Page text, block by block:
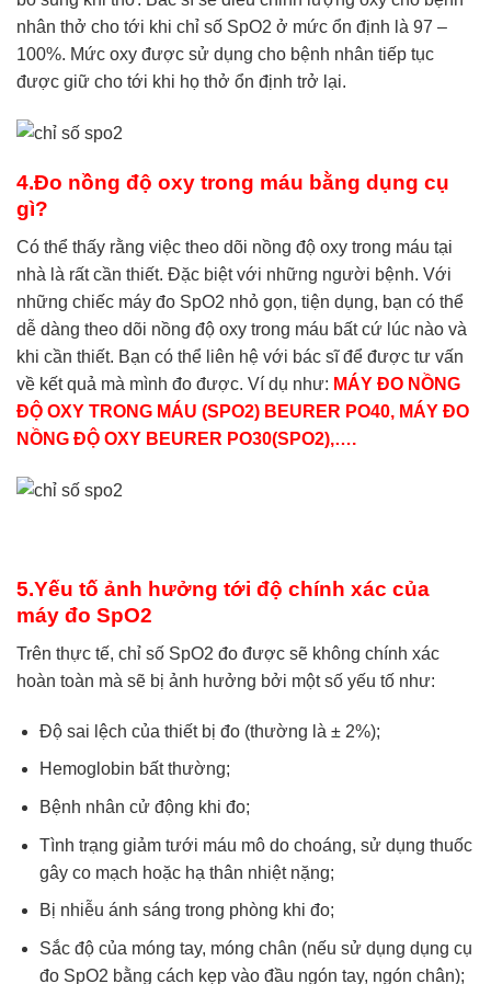
nhân thở cho tới khi chỉ số SpO2 ở mức ổn định là 97 –
100%. Mức oxy được sử dụng cho bệnh nhân tiếp tục
được giữ cho tới khi họ thở ổn định trở lại.
4.Đo nồng độ oxy trong máu bằng dụng cụ
gì?
Có thể thấy rằng việc theo dõi nồng độ oxy trong máu tại
nhà là rất cần thiết. Đặc biệt với những người bệnh. Với
những chiếc máy đo SpO2 nhỏ gọn, tiện dụng, bạn có thể
dễ dàng theo dõi nồng độ oxy trong máu bất cứ lúc nào và
khi cần thiết. Bạn có thể liên hệ với bác sĩ để được tư vấn
về kết quả mà mình đo được. Ví dụ như: MÁY ĐO NỒNG
ĐỘ OXY TRONG MÁU (SPO2) BEURER PO40, MÁY ĐO
NỒNG ĐỘ OXY BEURER PO30(SPO2),….
5.Yếu tố ảnh hưởng tới độ chính xác của
máy đo SpO2
Trên thực tế, chỉ số SpO2 đo được sẽ không chính xác
hoàn toàn mà sẽ bị ảnh hưởng bởi một số yếu tố như:
Độ sai lệch của thiết bị đo (thường là ± 2%);
Hemoglobin bất thường;
Bệnh nhân cử động khi đo;
Tình trạng giảm tưới máu mô do choáng, sử dụng thuốc
gây co mạch hoặc hạ thân nhiệt nặng;
Bị nhiễu ánh sáng trong phòng khi đo;
Sắc độ của móng tay, móng chân (nếu sử dụng dụng cụ
đo SpO2 bằng cách kẹp vào đầu ngón tay, ngón chân);